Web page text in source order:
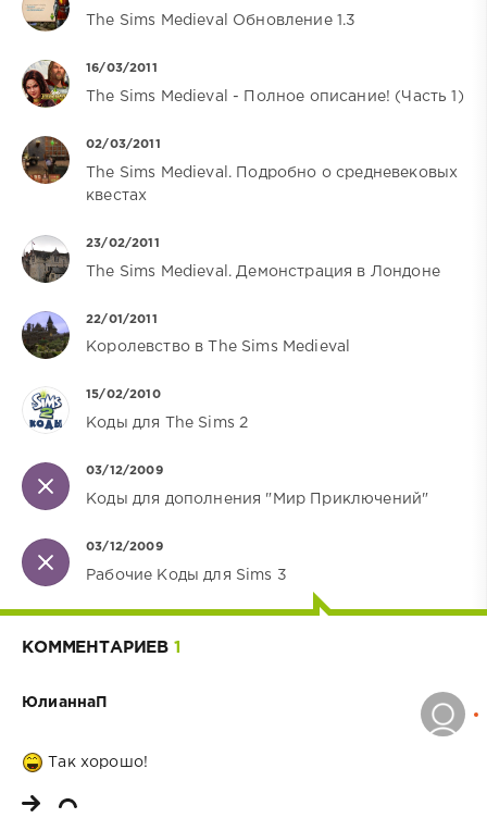
The Sims Medieval Обновление 1.3
16/03/2011
The Sims Medieval - Полное описание! (Часть 1)
02/03/2011
The Sims Medieval. Подробно о средневековых
квестах
23/02/2011
The Sims Medieval. Демонстрация в Лондоне
22/01/2011
Королевство в The Sims Medieval
15/02/2010
Коды для The Sims 2
03/12/2009
Коды для дополнения "Мир Приключений"
03/12/2009
Рабочие Коды для Sims 3
КОММЕНТАРИЕВ 1
ЮлианнаП
Так хорошо!